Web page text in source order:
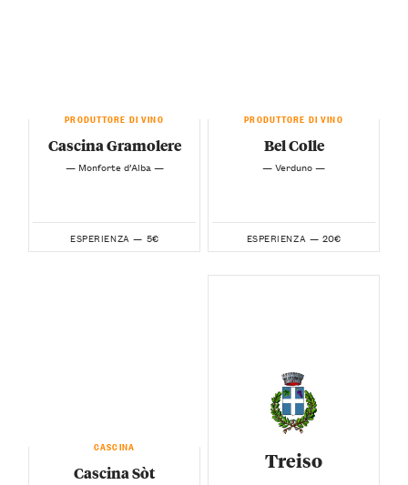
PRODUTTORE DI VINO
Cascina Gramolere
— Monforte d’Alba —
ESPERIENZA — 5€
PRODUTTORE DI VINO
Bel Colle
— Verduno —
ESPERIENZA — 20€
CASCINA
Cascina Sòt
Treiso